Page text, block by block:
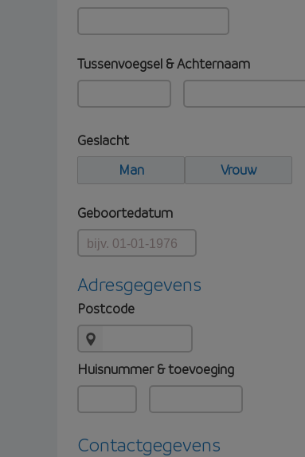
Tussenvoegsel & Achternaam
Geslacht
Man
Vrouw
Geboortedatum
Adresgegevens
Postcode
Huisnummer & toevoeging
Contactgegevens